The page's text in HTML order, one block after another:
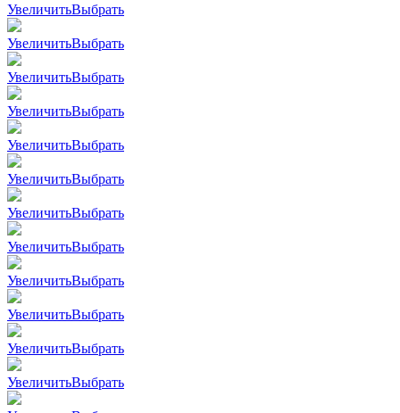
УвеличитьВыбрать
УвеличитьВыбрать
УвеличитьВыбрать
УвеличитьВыбрать
УвеличитьВыбрать
УвеличитьВыбрать
УвеличитьВыбрать
УвеличитьВыбрать
УвеличитьВыбрать
УвеличитьВыбрать
УвеличитьВыбрать
УвеличитьВыбрать